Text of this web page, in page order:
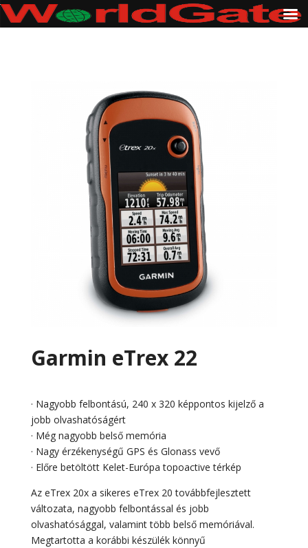
Garmin eTrex 22
· Nagyobb felbontású, 240 x 320 képpontos kijelző a
jobb olvashatóságért
· Még nagyobb belső memória
· Nagy érzékenységű GPS és Glonass vevő
· Előre betöltött Kelet-Európa topoactive térkép
Az eTrex 20x a sikeres eTrex 20 továbbfejlesztett
változata, nagyobb felbontással és jobb
olvashatósággal, valamint több belső memóriával.
Megtartotta a korábbi készülék könnyű